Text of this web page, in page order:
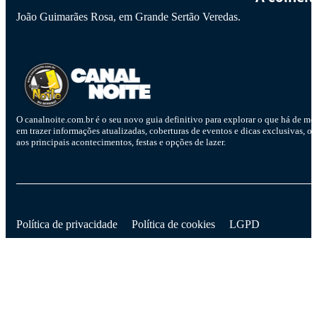
João Guimarães Rosa, em Grande Sertão Veredas.
O canalnoite.com.br é o seu novo guia definitivo para explorar o que há de
em trazer informações atualizadas, coberturas de eventos e dicas exclusivas,
aos principais acontecimentos, festas e opções de lazer.
Política de privacidade Política de cookies LGPD